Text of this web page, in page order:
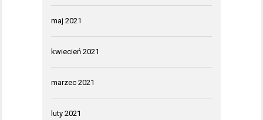
maj 2021
kwiecień 2021
marzec 2021
luty 2021